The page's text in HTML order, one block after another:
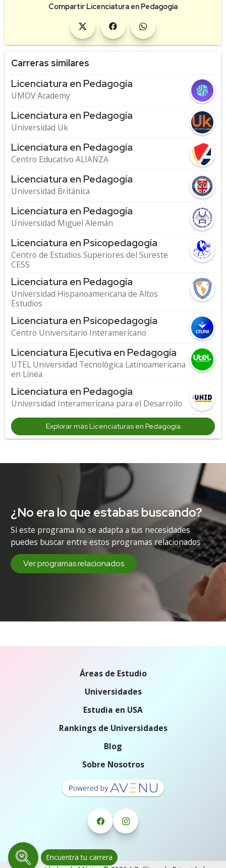
Compartir Licenciatura en Pedagogía
Carreras similares
Licenciatura en Pedagogía
UMOV Academy
Licenciatura en Pedagogía
Universidad Uk
Licenciatura en Pedagogía
Centro Educativo ALIANZA
Licenciatura en Pedagogía
Universidad Británica
Licenciatura en Pedagogía
Universidad Miguel Alemán
Licenciatura en Psicopedagogía
Centro de Estudios Superiores del Sureste
CESS
Licenciatura en Pedagogía
Universidad Hispanoamericana de Altos
Estudios
Licenciatura en Psicopedagogía
Centro Universitario Interamericano
Licenciatura Ejecutiva en Pedagogía
UTEL Universidad Tecnológica Latinoamericana
en Línea
Licenciatura en Pedagogía
Universidad Interamericana para el Desarrollo
Explorar más Licenciaturas en Pedagogía
¿No era lo que estabas buscando?
Si este programa no se adapta a tus necesidades
puedes buscar entre estos programas relacionados
Ver programas relacionados
Encuentra tu carrera
Áreas de Estudio
Universidades
Estudia en USA
Rankings de Universidades
Blog
Sobre Nosotros